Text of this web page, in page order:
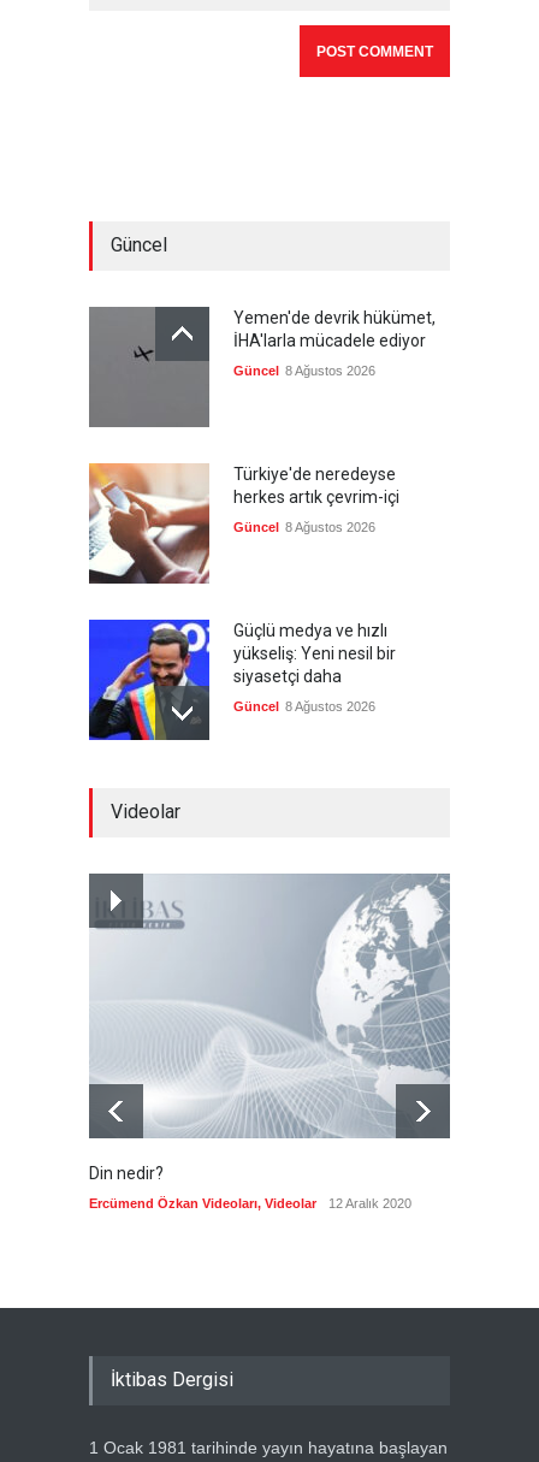
Güncel
Yemen'de devrik hükümet,
İHA'larla mücadele ediyor
Güncel 8 Ağustos 2026
Türkiye'de neredeyse
herkes artık çevrim-içi
Güncel 8 Ağustos 2026
Güçlü medya ve hızlı
yükseliş: Yeni nesil bir
siyasetçi daha
Güncel 8 Ağustos 2026
Kolombiya, solcu Petro'nun
yerine aşırı sağcı Espriella'yı
Güncel 8 Ağustos 2026
Videolar
Din nedir?
Ercümend Özkan Videoları, Videolar 12 Aralık 2020
İktibas Dergisi
1 Ocak 1981 tarihinde yayın hayatına başlayan